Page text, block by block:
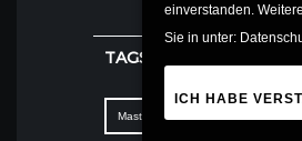
TAGS
Master Class
einverstanden.
Sie in unter:
ICH HABE